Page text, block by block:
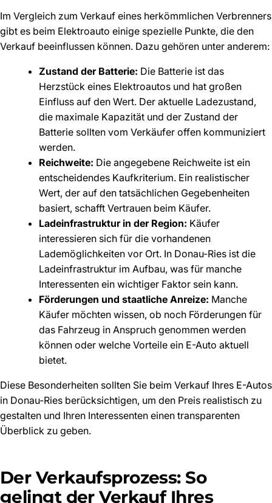
Im Vergleich zum Verkauf eines herkömmlichen Verbrenners
gibt es beim Elektroauto einige spezielle Punkte, die den
Verkauf beeinflussen können. Dazu gehören unter anderem:
Zustand der Batterie: Die Batterie ist das
Herzstück eines Elektroautos und hat großen
Einfluss auf den Wert. Der aktuelle Ladezustand,
die maximale Kapazität und der Zustand der
Batterie sollten vom Verkäufer offen kommuniziert
werden.
Reichweite: Die angegebene Reichweite ist ein
entscheidendes Kaufkriterium. Ein realistischer
Wert, der auf den tatsächlichen Gegebenheiten
basiert, schafft Vertrauen beim Käufer.
Ladeinfrastruktur in der Region: Käufer
interessieren sich für die vorhandenen
Lademöglichkeiten vor Ort. In Donau-Ries ist die
Ladeinfrastruktur im Aufbau, was für manche
Interessenten ein wichtiger Faktor sein kann.
Förderungen und staatliche Anreize: Manche
Käufer möchten wissen, ob noch Förderungen für
das Fahrzeug in Anspruch genommen werden
können oder welche Vorteile ein E-Auto aktuell
bietet.
Diese Besonderheiten sollten Sie beim Verkauf Ihres E-Autos
in Donau-Ries berücksichtigen, um den Preis realistisch zu
gestalten und Ihren Interessenten einen transparenten
Überblick zu geben.
Der Verkaufsprozess: So
gelingt der Verkauf Ihres